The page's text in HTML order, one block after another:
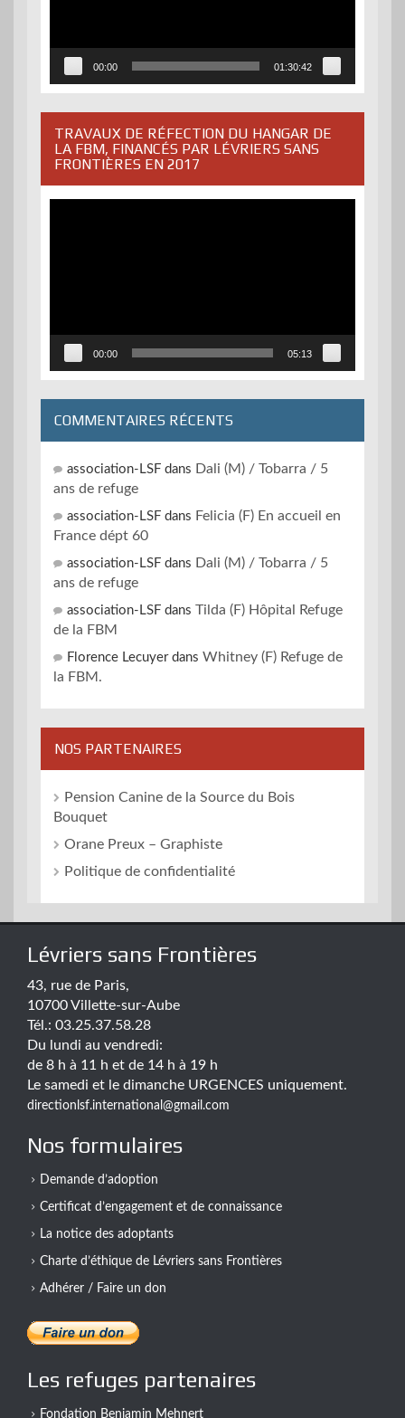
00:00 01:30:42
TRAVAUX DE RÉFECTION DU HANGAR DE
LA FBM, FINANCÉS PAR LÉVRIERS SANS
FRONTIÈRES EN 2017
00:00 05:13
COMMENTAIRES RÉCENTS
association-LSF dans Dali (M) / Tobarra / 5
ans de refuge
association-LSF dans Felicia (F) En accueil en
France dépt 60
association-LSF dans Dali (M) / Tobarra / 5
ans de refuge
association-LSF dans Tilda (F) Hôpital Refuge
de la FBM
Florence Lecuyerdans Whitney (F) Refuge de
la FBM.
NOS PARTENAIRES
Pension Canine de la Source du Bois
Bouquet
Orane Preux – Graphiste
Politique de confidentialité
Lévriers sans Frontières
43, rue de Paris,
10700 Villette-sur-Aube
Tél.: 03.25.37.58.28
Du lundi au vendredi:
de 8 h à 11 h et de 14 h à 19 h
Le samedi et le dimanche URGENCES uniquement.
directionlsf.international@gmail.com
Nos formulaires
Demande d’adoption
Certificat d’engagement et de connaissance
La notice des adoptants
Charte d’éthique de Lévriers sans Frontières
Adhérer / Faire un don
Les refuges partenaires
Fondation Benjamin Mehnert